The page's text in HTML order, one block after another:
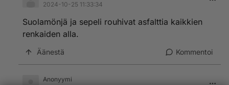
2024-10-25 11:33:34
Suolamönjä ja sepeli rouhivat asfalttia kaikkien
renkaiden alla.
Äänestä Kommentoi
Anonyymi